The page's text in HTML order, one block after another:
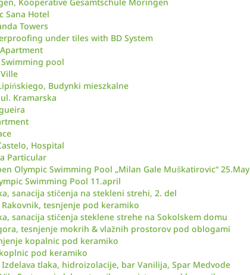
Sana Hotel
Towers
under tiles with BD System
pool
Budynki mieszkalne
Kramarska
Hospital
Particular
Olympic Swimming Pool „Milan Gale Muškatirovic“ 25.May
Swimming Pool 11.april
sanacija stičenja na stekleni strehi, 2. del
tesnjenje pod keramiko
sanacija stičenja steklene strehe na Sokolskem domu
tesnjenje mokrih & vlažnih prostorov pod oblogami
kopalnic pod keramiko
pod keramiko
tlaka, hidroizolacije, bar Vanilija, Spar Medvode